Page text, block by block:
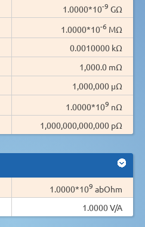
1.0000*10-9 GΩ
1.0000*10-6 MΩ
0.0010000 kΩ
1,000.0 mΩ
1,000,000 µΩ
1.0000*109 nΩ
1,000,000,000,000 pΩ
1.0000*109 abOhm
1.0000 V/A